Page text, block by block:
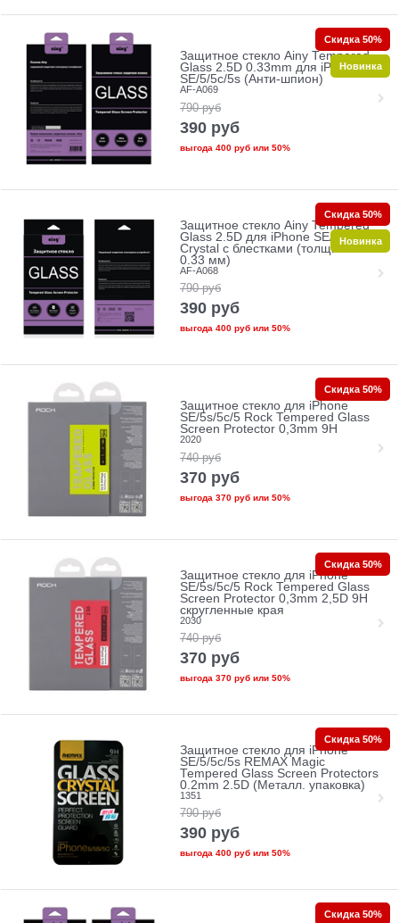
Защитное стекло Ainy Tempered
Glass 2.5D 0.33mm для iPhone
SE/5/5c/5s (Анти-шпион)
AF-A069
790 руб
390 руб
выгода 400 рубили 50%
Скидка 50%
Новинка
Защитное стекло Ainy Tempered
Glass 2.5D для iPhone SE/5/5c/5s
Crystal с блестками (толщина
0.33 мм)
AF-A068
790 руб
390 руб
выгода 400 рубили 50%
Скидка 50%
Новинка
Защитное стекло для iPhone
SE/5s/5с/5 Rock Tempered Glass
Screen Protector 0,3mm 9H
2020
740 руб
370 руб
выгода 370 рубили 50%
Скидка 50%
Защитное стекло для iPhone
SE/5s/5с/5 Rock Tempered Glass
Screen Protector 0,3mm 2,5D 9H
скругленные края
2030
740 руб
370 руб
выгода 370 рубили 50%
Скидка 50%
Защитное стекло для iPhone
SE/5/5c/5s REMAX Magic
Tempered Glass Screen Protectors
0.2mm 2.5D (Металл. упаковка)
1351
790 руб
390 руб
выгода 400 рубили 50%
Скидка 50%
Скидка 50%